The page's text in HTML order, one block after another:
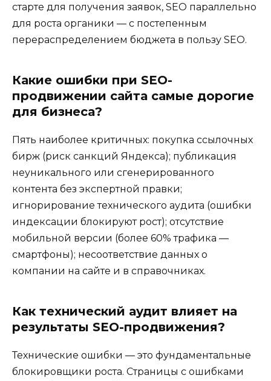
старте для получения заявок, SEO параллельно
для роста органики — с постепенным
перераспределением бюджета в пользу SEO.
Какие ошибки при SEO-
продвижении сайта самые дорогие
для бизнеса?
Пять наиболее критичных: покупка ссылочных
бирж (риск санкций Яндекса); публикация
неуникального или сгенерированного
контента без экспертной правки;
игнорирование технического аудита (ошибки
индексации блокируют рост); отсутствие
мобильной версии (более 60% трафика —
смартфоны); несоответствие данных о
компании на сайте и в справочниках.
Как технический аудит влияет на
результаты SEO-продвижения?
Технические ошибки — это фундаментальные
блокировщики роста. Страницы с ошибками